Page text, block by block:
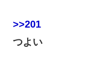
>>201
つよい